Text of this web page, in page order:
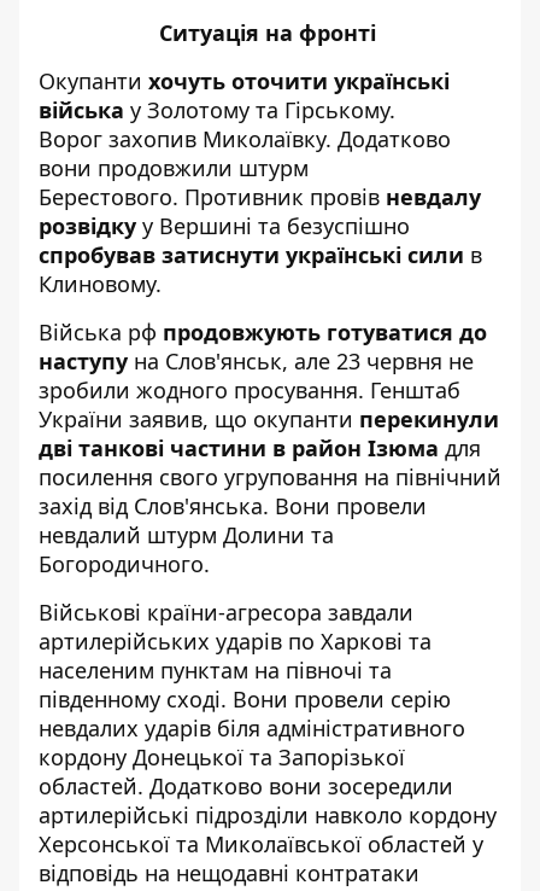
Ситуація на фронті
Окупанти хочуть оточити українські
війська у Золотому та Гірському.
Ворог захопив Миколаївку. Додатково
вони продовжили штурм
Берестового. Противник провів невдалу
розвідку у Вершині та безуспішно
спробував затиснути українські сили в
Клиновому.
Війська рф продовжують готуватися до
наступу на Слов'янськ, але 23 червня не
зробили жодного просування. Генштаб
України заявив, що окупанти перекинули
дві танкові частини в район Ізюма для
посилення свого угруповання на північний
захід від Слов'янська. Вони провели
невдалий штурм Долини та
Богородичного.
Військові країни-агресора завдали
артилерійських ударів по Харкові та
населеним пунктам на півночі та
південному сході. Вони провели серію
невдалих ударів біля адміністративного
кордону Донецької та Запорізької
областей. Додатково вони зосередили
артилерійські підрозділи навколо кордону
Херсонської та Миколаївської областей у
відповідь на нещодавні контратаки